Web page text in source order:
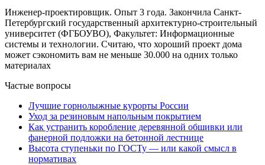
Инженер-проектировщик. Опыт 3 года. Закончила Санкт-
Петербургский государственный архитектурно-строительный
университет (ФГБОУВО), Факультет: Информационные
системы и технологии. Считаю, что хороший проект дома
может сэкономить вам не меньше 30.000 на одних только
материалах
Частые вопросы
Лучшие горнолыжные курорты России
Уход за резиновым напольным покрытием
Как устранить коробление деревянной обшивки или
фанерной подложки на бетонной лестнице
Высота ступеньки по ГОСТу — или какой смысл в
нормативах